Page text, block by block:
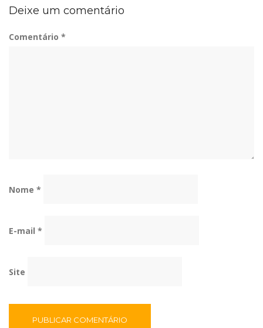
Deixe um comentário
Comentário *
Nome *
E-mail *
Site